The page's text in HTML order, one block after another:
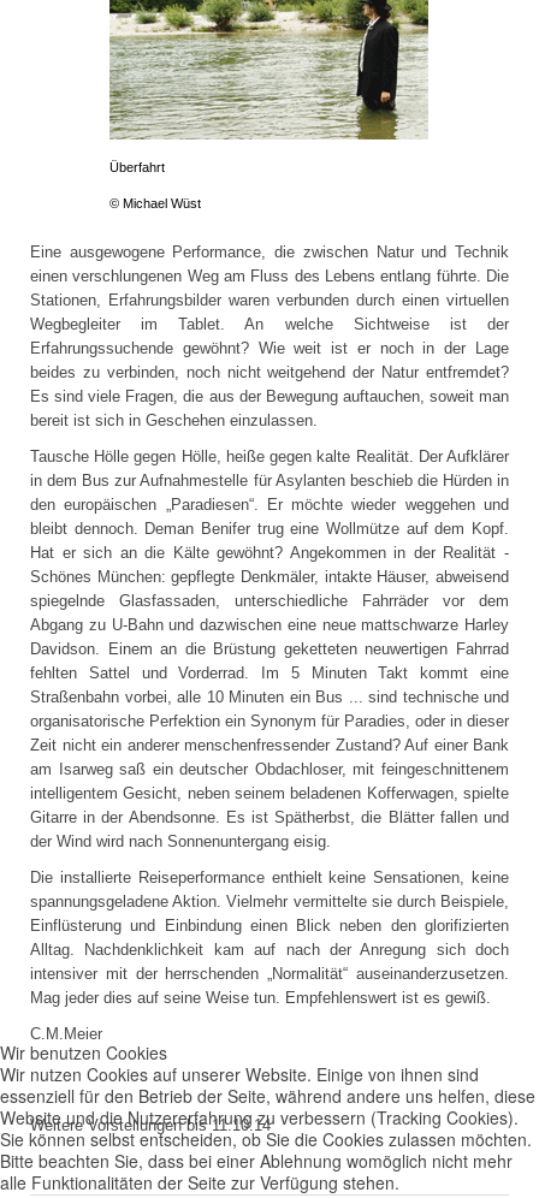
Überfahrt
© Michael Wüst
Eine ausgewogene Performance, die zwischen Natur und Technik
einen verschlungenen Weg am Fluss des Lebens entlang führte. Die
Stationen, Erfahrungsbilder waren verbunden durch einen virtuellen
Wegbegleiter im Tablet. An welche Sichtweise ist der
Erfahrungssuchende gewöhnt? Wie weit ist er noch in der Lage
beides zu verbinden, noch nicht weitgehend der Natur entfremdet?
Es sind viele Fragen, die aus der Bewegung auftauchen, soweit man
bereit ist sich in Geschehen einzulassen.
Tausche Hölle gegen Hölle, heiße gegen kalte Realität. Der Aufklärer
in dem Bus zur Aufnahmestelle für Asylanten beschieb die Hürden in
den europäischen „Paradiesen“. Er möchte wieder weggehen und
bleibt dennoch. Deman Benifer trug eine Wollmütze auf dem Kopf.
Hat er sich an die Kälte gewöhnt? Angekommen in der Realität -
Schönes München: gepflegte Denkmäler, intakte Häuser, abweisend
spiegelnde Glasfassaden, unterschiedliche Fahrräder vor dem
Abgang zu U-Bahn und dazwischen eine neue mattschwarze Harley
Davidson. Einem an die Brüstung geketteten neuwertigen Fahrrad
fehlten Sattel und Vorderrad. Im 5 Minuten Takt kommt eine
Straßenbahn vorbei, alle 10 Minuten ein Bus ... sind technische und
organisatorische Perfektion ein Synonym für Paradies, oder in dieser
Zeit nicht ein anderer menschenfressender Zustand? Auf einer Bank
am Isarweg saß ein deutscher Obdachloser, mit feingeschnittenem
intelligentem Gesicht, neben seinem beladenen Kofferwagen, spielte
Gitarre in der Abendsonne. Es ist Spätherbst, die Blätter fallen und
der Wind wird nach Sonnenuntergang eisig.
Die installierte Reiseperformance enthielt keine Sensationen, keine
spannungsgeladene Aktion. Vielmehr vermittelte sie durch Beispiele,
Einflüsterung und Einbindung einen Blick neben den glorifizierten
Alltag. Nachdenklichkeit kam auf nach der Anregung sich doch
intensiver mit der herrschenden „Normalität“ auseinanderzusetzen.
Mag jeder dies auf seine Weise tun. Empfehlenswert ist es gewiß.
C.M.Meier
Weitere Vorstellungen bis 11.10.14
Wir benutzen Cookies
Wir nutzen Cookies auf unserer Website. Einige von ihnen sind
essenziell für den Betrieb der Seite, während andere uns helfen, diese
Website und die Nutzererfahrung zu verbessern (Tracking Cookies).
Sie können selbst entscheiden, ob Sie die Cookies zulassen möchten.
Bitte beachten Sie, dass bei einer Ablehnung womöglich nicht mehr
alle Funktionalitäten der Seite zur Verfügung stehen.